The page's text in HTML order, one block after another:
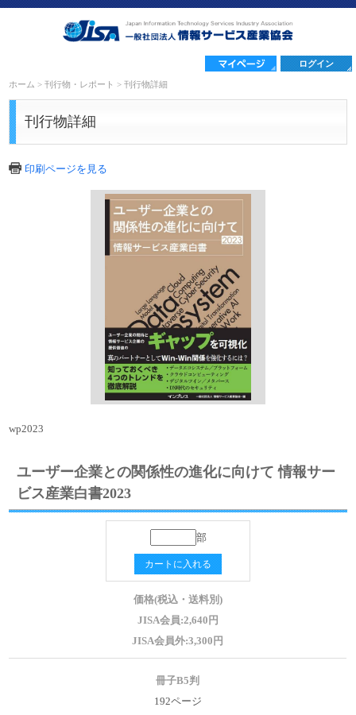
ログイン
ホーム >刊行物・レポート >刊行物詳細
刊行物詳細
印刷ページを見る
wp2023
ユーザー企業との関係性の進化に向けて 情報サー
ビス産業白書2023
部
カートに入れる
価格(税込・送料別)
JISA会員:2,640円
JISA会員外:3,300円
冊子B5判
192ページ